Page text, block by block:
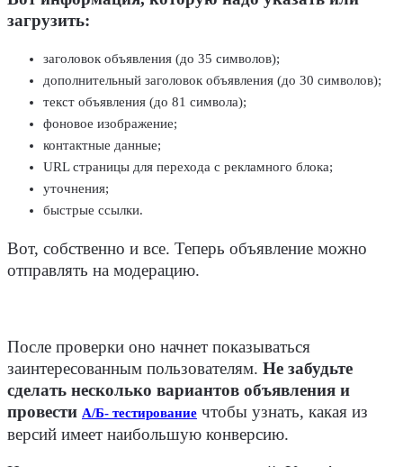
загрузить:
заголовок объявления (до 35 символов);
дополнительный заголовок объявления (до 30 символов);
текст объявления (до 81 символа);
фоновое изображение;
контактные данные;
URL страницы для перехода с рекламного блока;
уточнения;
быстрые ссылки.
Вот, собственно и все. Теперь объявление можно
отправлять на модерацию.
После проверки оно начнет показываться
заинтересованным пользователям. Не забудьте
сделать несколько вариантов объявления и
провести А/Б- тестирование чтобы узнать, какая из
версий имеет наибольшую конверсию.